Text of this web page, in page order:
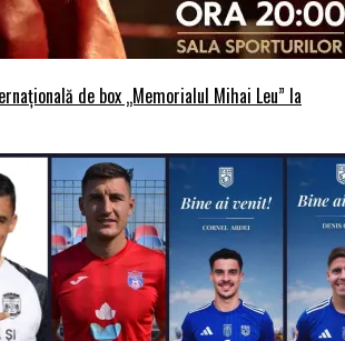
de box „Memorialul Mihai Leu” la